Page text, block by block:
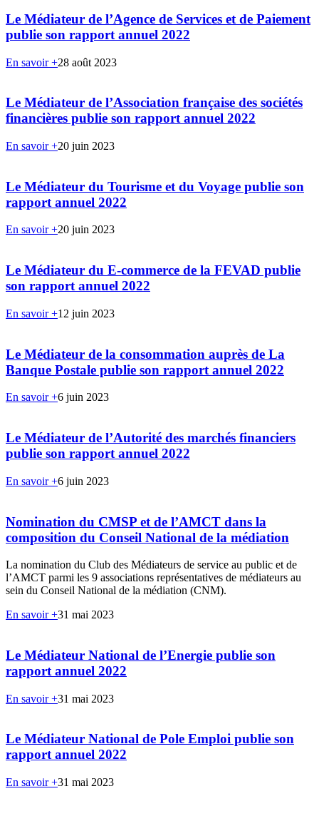
Le Médiateur de l’Agence de Services et de Paiement
publie son rapport annuel 2022
En savoir +28 août 2023
Le Médiateur de l’Association française des sociétés
financières publie son rapport annuel 2022
En savoir +20 juin 2023
Le Médiateur du Tourisme et du Voyage publie son
rapport annuel 2022
En savoir +20 juin 2023
Le Médiateur du E-commerce de la FEVAD publie
son rapport annuel 2022
En savoir +12 juin 2023
Le Médiateur de la consommation auprès de La
Banque Postale publie son rapport annuel 2022
En savoir +6 juin 2023
Le Médiateur de l’Autorité des marchés financiers
publie son rapport annuel 2022
En savoir +6 juin 2023
Nomination du CMSP et de l’AMCT dans la
composition du Conseil National de la médiation
La nomination du Club des Médiateurs de service au public et de
l’AMCT parmi les 9 associations représentatives de médiateurs au
sein du Conseil National de la médiation (CNM).
En savoir +31 mai 2023
Le Médiateur National de l’Energie publie son
rapport annuel 2022
En savoir +31 mai 2023
Le Médiateur National de Pole Emploi publie son
rapport annuel 2022
En savoir +31 mai 2023